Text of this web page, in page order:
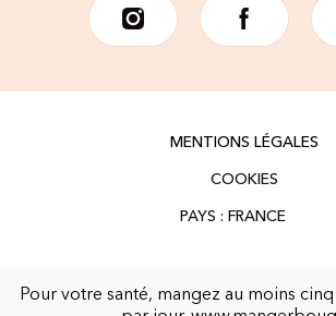
MENTIONS LÉGALES
COOKIES
Pour votre santé, mangez au moins